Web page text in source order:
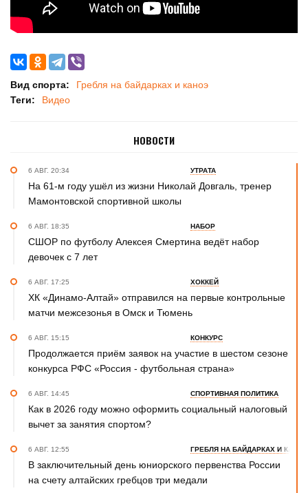
Вид спорта:
Гребля на байдарках и каноэ
Теги:
Видео
НОВОСТИ
6 АВГ. 20:34 УТРАТА
На 61-м году ушёл из жизни Николай Довгаль, тренер
Мамонтовской спортивной школы
6 АВГ. 18:35 НАБОР
СШОР по футболу Алексея Смертина ведёт набор
девочек с 7 лет
6 АВГ. 17:25 ХОККЕЙ
ХК «Динамо-Алтай» отправился на первые контрольные
матчи межсезонья в Омск и Тюмень
6 АВГ. 15:15 КОНКУРС
Продолжается приём заявок на участие в шестом сезоне
конкурса РФС «Россия - футбольная страна»
6 АВГ. 14:45 СПОРТИВНАЯ ПОЛИТИКА
Как в 2026 году можно оформить социальный налоговый
вычет за занятия спортом?
6 АВГ. 12:55 ГРЕБЛЯ НА БАЙДАРКАХ И КАНОЭ
В заключительный день юниорского первенства России
на счету алтайских гребцов три медали